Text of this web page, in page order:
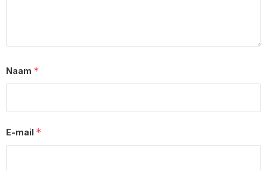
Naam *
E-mail *